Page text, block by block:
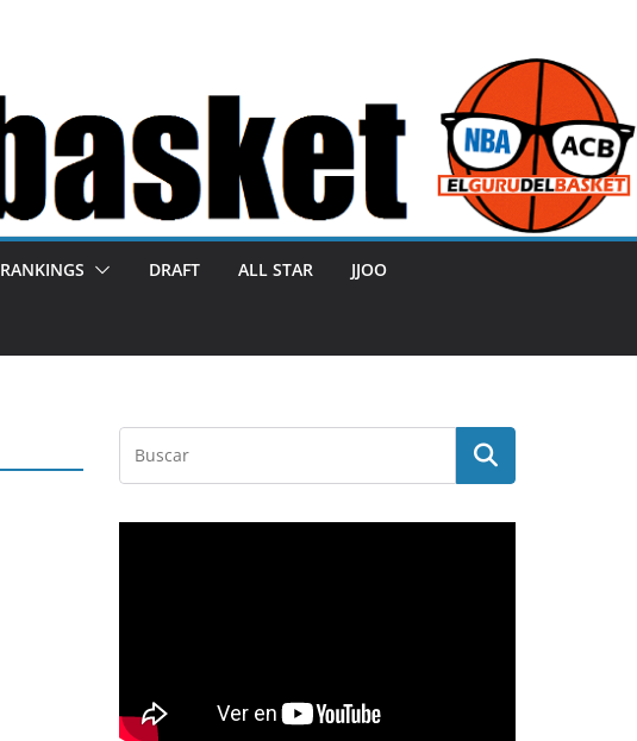
RANKINGS DRAFT ALL STAR JJOO